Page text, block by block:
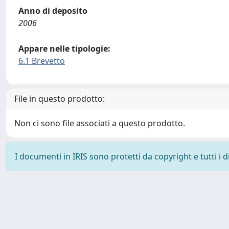
Anno di deposito
2006
Appare nelle tipologie:
6.1 Brevetto
File in questo prodotto:
Non ci sono file associati a questo prodotto.
I documenti in IRIS sono protetti da copyright e tutti i